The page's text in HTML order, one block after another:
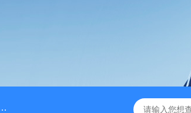
大疆升级版M350RTK行业无人机规格参数